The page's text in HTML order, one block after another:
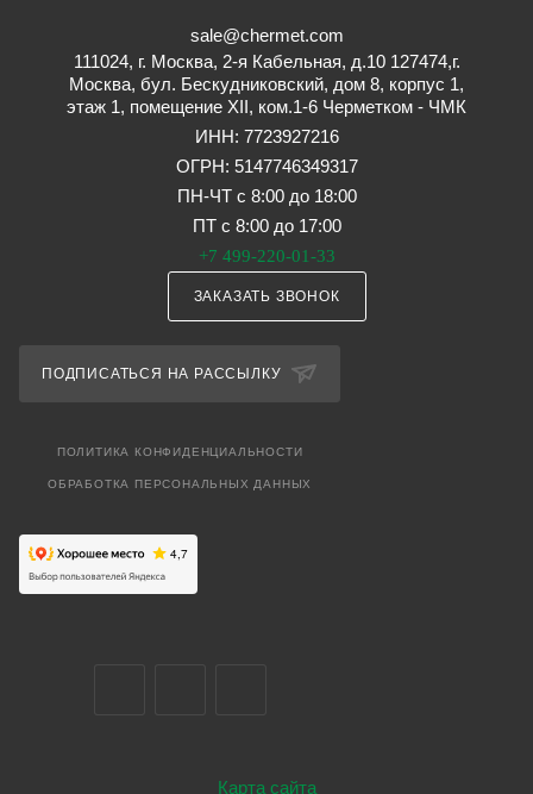
sale@chermet.com
111024, г. Москва, 2-я Кабельная, д.10 127474,г.
Москва, бул. Бескудниковский, дом 8, корпус 1,
этаж 1, помещение XII, ком.1-6 Черметком - ЧМК
ИНН: 7723927216
ОГРН: 5147746349317
ПН-ЧТ с 8:00 до 18:00
ПТ с 8:00 до 17:00
+7 499-220-01-33
ЗАКАЗАТЬ ЗВОНОК
ПОДПИСАТЬСЯ НА РАССЫЛКУ
ПОЛИТИКА КОНФИДЕНЦИАЛЬНОСТИ
ОБРАБОТКА ПЕРСОНАЛЬНЫХ ДАННЫХ
Карта сайта